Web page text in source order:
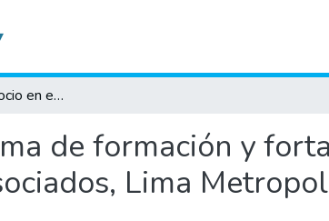
Propuesta de negocio en el programa de formación y fortalecimiento de capacidades: Ugarte Chavarri & Asociados, Lima Metropolitana
de formación y
Lima